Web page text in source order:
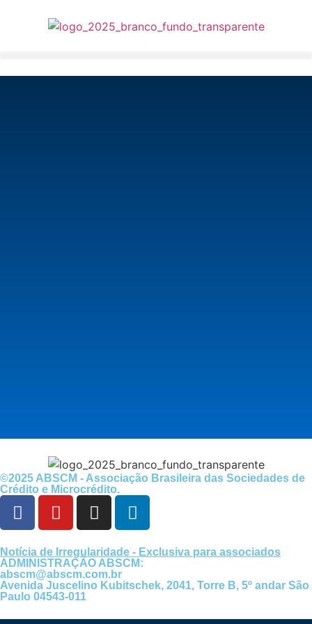
©2025 ABSCM - Associação Brasileira das Sociedades de
Crédito e Microcrédito.
Notícia de Irregularidade - Exclusiva para associados
ADMINISTRAÇÃO ABSCM:
abscm@abscm.com.br
Avenida Juscelino Kubitschek, 2041, Torre B, 5º andar São
Paulo 04543-011